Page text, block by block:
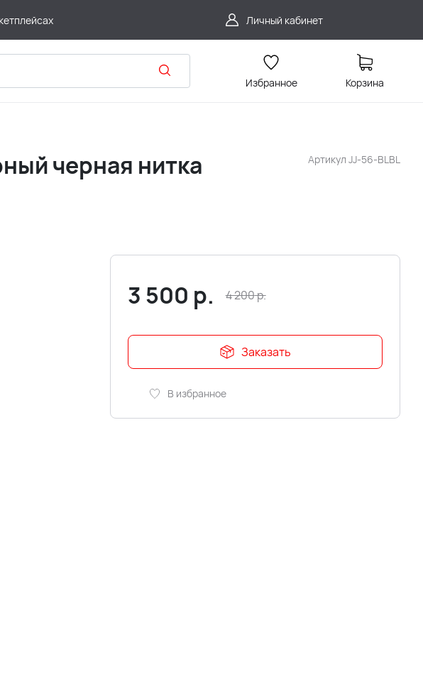
Личный кабинет
Избранное Корзина
Артикул JJ-56-BLBL
черная нитка
3 500 р. 4 200р.
Заказать
В избранное